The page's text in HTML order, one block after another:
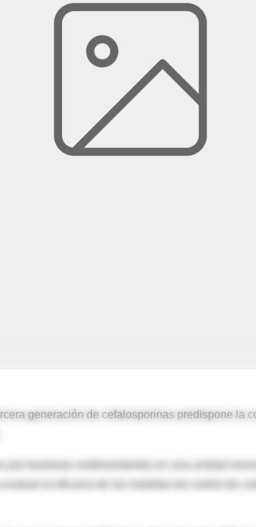
generación de cefalosporinas predispone la
por bacterias multiresistentes en una unidad